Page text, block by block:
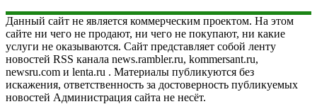
Данный сайт не является коммерческим проектом. На этом
сайте ни чего не продают, ни чего не покупают, ни какие
услуги не оказываются. Сайт представляет собой ленту
новостей RSS канала news.rambler.ru, kommersant.ru,
newsru.com и lenta.ru . Материалы публикуются без
искажения, ответственность за достоверность публикуемых
новостей Администрация сайта не несёт.